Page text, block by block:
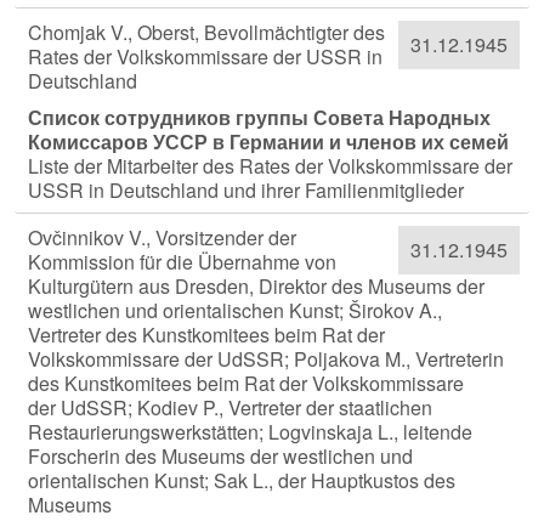
31.12.1945
Chomjak V., Oberst, Bevollmächtigter des
Rates der Volkskommissare der USSR in
Deutschland
Список сотрудников группы Совета Народных
Комиссаров УССР в Германии и членов их семей
Liste der Mitarbeiter des Rates der Volkskommissare der
USSR in Deutschland und ihrer Familienmitglieder
31.12.1945
Ovčinnikov V., Vorsitzender der
Kommission für die Übernahme von
Kulturgütern aus Dresden, Direktor des Museums der
westlichen und orientalischen Kunst; Širokov A.,
Vertreter des Kunstkomitees beim Rat der
Volkskommissare der UdSSR; Poljakova M., Vertreterin
des Kunstkomitees beim Rat der Volkskommissare
der UdSSR; Kodiev P., Vertreter der staatlichen
Restaurierungswerkstätten; Logvinskaja L., leitende
Forscherin des Museums der westlichen und
orientalischen Kunst; Sak L., der Hauptkustos des
Museums